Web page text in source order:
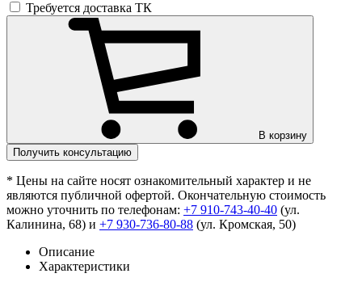
Требуется доставка ТК
В корзину
Получить консультацию
* Цены на сайте носят ознакомительный характер и не
являются публичной офертой. Окончательную стоимость
можно уточнить по телефонам: +7 910-743-40-40 (ул.
Калинина, 68) и +7 930-736-80-88 (ул. Кромская, 50)
Описание
Характеристики